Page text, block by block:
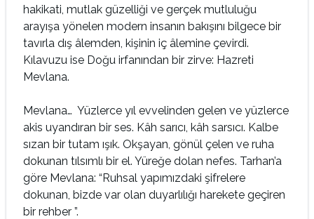
hakikati, mutlak güzelliği ve gerçek mutluluğu
arayışa yönelen modern insanın bakışını bilgece bir
tavırla dış âlemden, kişinin iç âlemine çevirdi.
Kılavuzu ise Doğu irfanından bir zirve: Hazreti
Mevlana.
Mevlana… Yüzlerce yıl evvelinden gelen ve yüzlerce
akis uyandıran bir ses. Kâh sarıcı, kâh sarsıcı. Kalbe
sızan bir tutam ışık. Okşayan, gönül çelen ve ruha
dokunan tılsımlı bir el. Yüreğe dolan nefes. Tarhan’a
göre Mevlana: “Ruhsal yapımızdaki şifrelere
dokunan, bizde var olan duyarlılığı harekete geçiren
bir rehber ”.